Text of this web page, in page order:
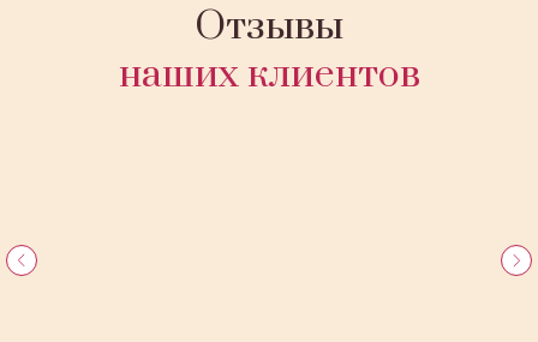
Отзывы
наших клиентов